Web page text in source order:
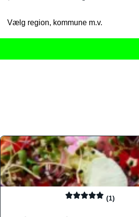
Vælg region, kommune m.v.
(1)